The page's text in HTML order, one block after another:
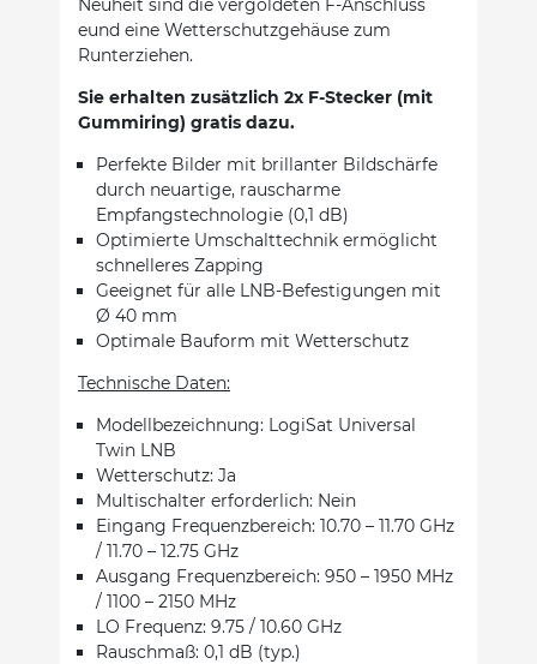
eund eine Wetterschutzgehäuse zum
Runterziehen.
Sie erhalten zusätzlich 2x F-Stecker (mit
Gummiring) gratis dazu.
Perfekte Bilder mit brillanter Bildschärfe
durch neuartige, rauscharme
Empfangstechnologie (0,1 dB)
Optimierte Umschalttechnik ermöglicht
schnelleres Zapping
Geeignet für alle LNB-Befestigungen mit
Ø 40 mm
Optimale Bauform mit Wetterschutz
Technische Daten:
Modellbezeichnung: LogiSat Universal
Twin LNB
Wetterschutz: Ja
Multischalter erforderlich: Nein
Eingang Frequenzbereich: 10.70 – 11.70 GHz
/ 11.70 – 12.75 GHz
Ausgang Frequenzbereich: 950 – 1950 MHz
/ 1100 – 2150 MHz
LO Frequenz: 9.75 / 10.60 GHz
Rauschmaß: 0,1 dB (typ.)